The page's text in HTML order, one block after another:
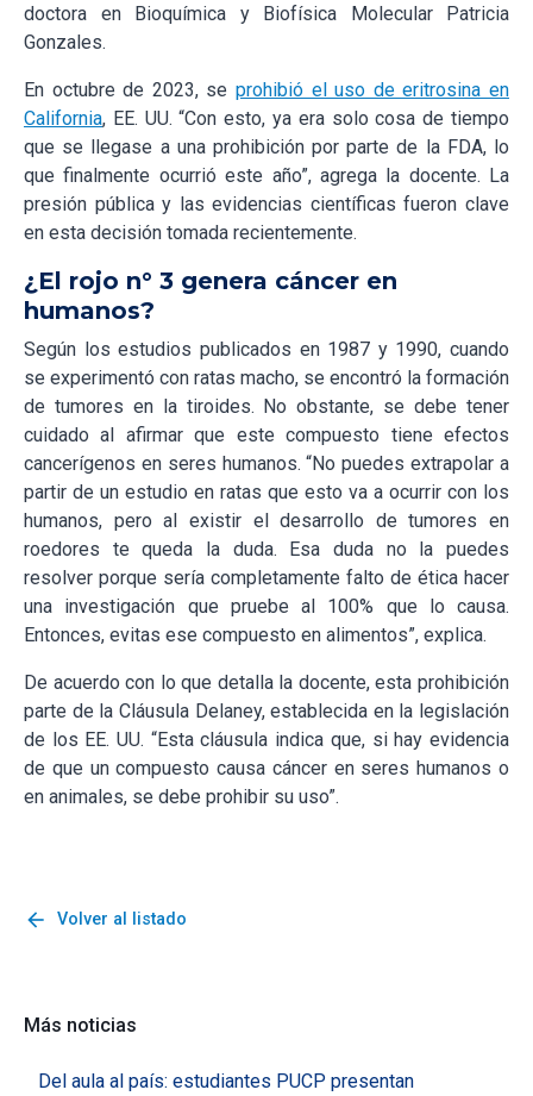
doctora en Bioquímica y Biofísica Molecular Patricia
Gonzales.
En octubre de 2023, se prohibió el uso de eritrosina en
California, EE. UU. “Con esto, ya era solo cosa de tiempo
que se llegase a una prohibición por parte de la FDA, lo
que finalmente ocurrió este año”, agrega la docente. La
presión pública y las evidencias científicas fueron clave
en esta decisión tomada recientemente.
¿El rojo n° 3 genera cáncer en
humanos?
Según los estudios publicados en 1987 y 1990, cuando
se experimentó con ratas macho, se encontró la formación
de tumores en la tiroides. No obstante, se debe tener
cuidado al afirmar que este compuesto tiene efectos
cancerígenos en seres humanos. “No puedes extrapolar a
partir de un estudio en ratas que esto va a ocurrir con los
humanos, pero al existir el desarrollo de tumores en
roedores te queda la duda. Esa duda no la puedes
resolver porque sería completamente falto de ética hacer
una investigación que pruebe al 100% que lo causa.
Entonces, evitas ese compuesto en alimentos”, explica.
De acuerdo con lo que detalla la docente, esta prohibición
parte de la Cláusula Delaney, establecida en la legislación
de los EE. UU. “Esta cláusula indica que, si hay evidencia
de que un compuesto causa cáncer en seres humanos o
en animales, se debe prohibir su uso”.
arrow_back Volver al listado
Más noticias
Del aula al país: estudiantes PUCP presentan